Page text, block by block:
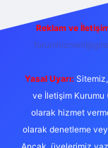
Reklam ve
Yasal Uyarı:
ve İletişim Kurumu
olarak hizmet
olarak denetleme